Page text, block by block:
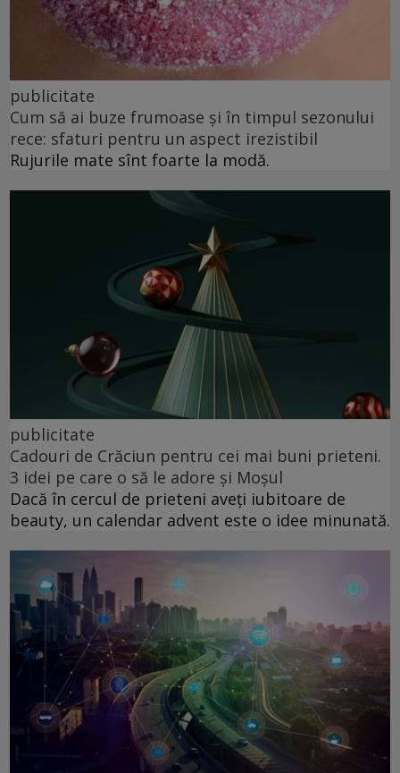
publicitate
Cum să ai buze frumoase şi în timpul sezonului
rece: sfaturi pentru un aspect irezistibil
Rujurile mate sînt foarte la modă.
publicitate
Cadouri de Crăciun pentru cei mai buni prieteni.
3 idei pe care o să le adore și Moșul
Dacă în cercul de prieteni aveți iubitoare de
beauty, un calendar advent este o idee minunată.